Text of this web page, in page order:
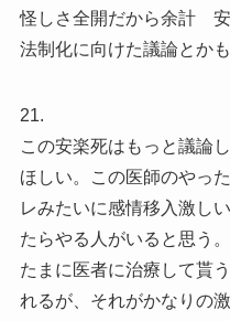
怪しさ全開だから余計
法制化に向けた議論とか
21.
この安楽死はもっと議論
ほしい。この医師のやっ
レみたいに感情移入激し
たらやる人がいると思う。
たまに医者に治療して貰
れるが、それがかなりの